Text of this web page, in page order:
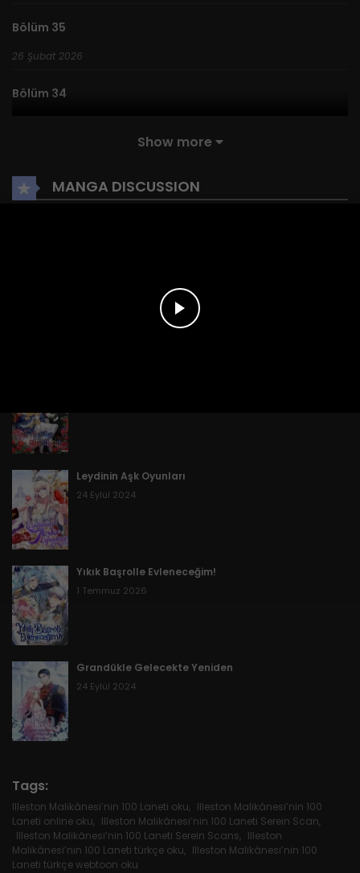
Bölüm 35
26 Şubat 2026
Bölüm 34
26 Şubat 2026
Bölüm 29
26 Şubat 2026
Bölüm 28
26 Şubat 2026
26 Şubat 2026
Bölüm 26
26 Şubat 2026
Bölüm 25
26 Şubat 2026
26 Şubat 2026
Bölüm 23
26 Şubat 2026
Show more
MANGA DISCUSSION
YOU MAY ALSO LIKE
Leydinin Aşk Oyunları
24 Eylül 2024
Yıkık Başrolle Evleneceğim!
1 Temmuz 2026
Grandükle Gelecekte Yeniden
24 Eylül 2024
Tags:
Illeston Malikânesi’nin 100 Laneti oku, Illeston Malikânesi’nin 100
Laneti online oku, Illeston Malikânesi’nin 100 Laneti Serein Scan,
Illeston Malikânesi’nin 100 Laneti Serein Scans, Illeston
Malikânesi’nin 100 Laneti türkçe oku, Illeston Malikânesi’nin 100
Laneti türkçe webtoon oku